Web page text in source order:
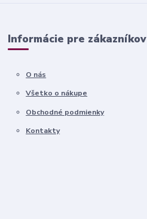
Informácie pre zákazníkov
O nás
Všetko o nákupe
Obchodné podmienky
Kontakty